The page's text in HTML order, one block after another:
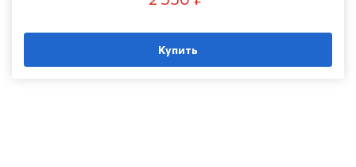
Купить